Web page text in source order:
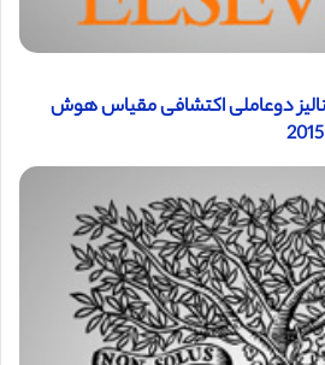
آنالیز دوعاملی اکتشافی مقیاس هوش